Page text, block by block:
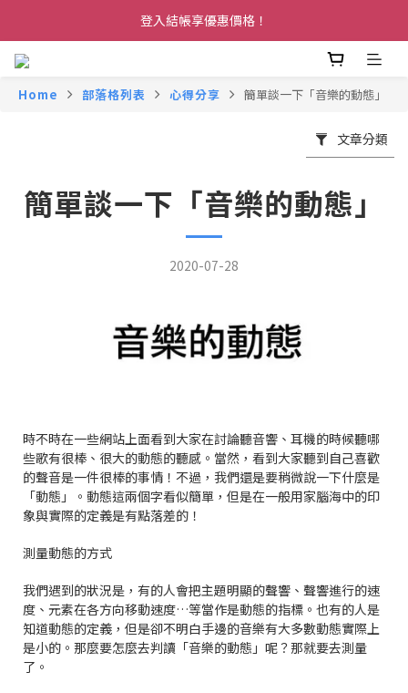
登入結帳享優惠價格！
Home 部落格列表 心得分享 簡單談一下「音樂的動態」
文章分類
簡單談一下「音樂的動態」
2020-07-28
時不時在一些網站上面看到大家在討論聽音響、耳機的時候聽哪
些歌有很棒、很大的動態的聽感。當然，看到大家聽到自己喜歡
的聲音是一件很棒的事情！不過，我們還是要稍微說一下什麼是
「動態」。動態這兩個字看似簡單，但是在一般用家腦海中的印
象與實際的定義是有點落差的！
測量動態的方式
我們遇到的狀況是，有的人會把主題明顯的聲響、聲響進行的速
度、元素在各方向移動速度…等當作是動態的指標。也有的人是
知道動態的定義，但是卻不明白手邊的音樂有大多數動態實際上
是小的。那麼要怎麼去判讀「音樂的動態」呢？那就要去測量
了。